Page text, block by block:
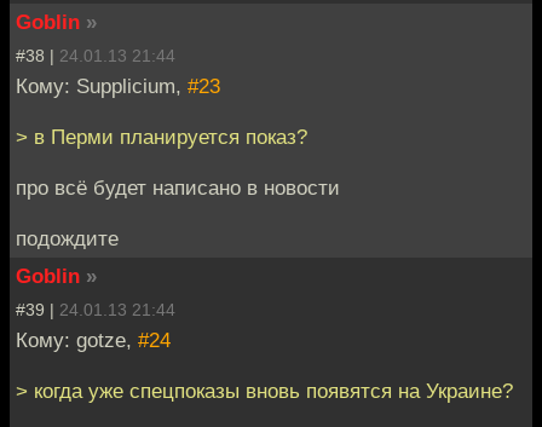
Goblin »
#38 | 24.01.13 21:44
Кому: Supplicium, #23
> в Перми планируется показ?
про всё будет написано в новости
подождите
Goblin »
#39 | 24.01.13 21:44
Кому: gotze, #24
> когда уже спецпоказы вновь появятся на Украине?